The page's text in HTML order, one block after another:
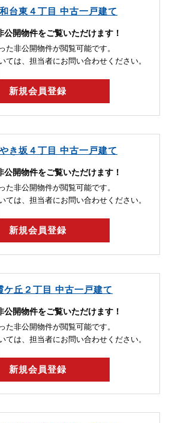
台東４丁目 中古一戸建て
公開物件をご覧いただけます！
非公開物件が閲覧可能です。
は、担当者にお問い合わせください。
新規会員登録
き坂４丁目 中古一戸建て
公開物件をご覧いただけます！
非公開物件が閲覧可能です。
は、担当者にお問い合わせください。
新規会員登録
ケ丘２丁目 中古一戸建て
公開物件をご覧いただけます！
非公開物件が閲覧可能です。
は、担当者にお問い合わせください。
新規会員登録